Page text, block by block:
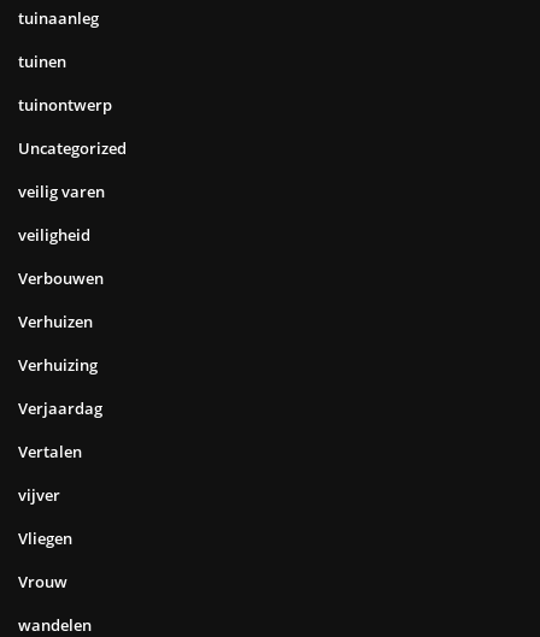
tuinaanleg
tuinen
tuinontwerp
Uncategorized
veilig varen
veiligheid
Verbouwen
Verhuizen
Verhuizing
Verjaardag
Vertalen
vijver
Vliegen
Vrouw
wandelen